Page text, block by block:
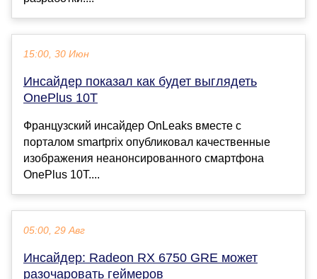
15:00, 30 Июн
Инсайдер показал как будет выглядеть
OnePlus 10T
Французский инсайдер OnLeaks вместе с
порталом smartprix опубликовал качественные
изображения неанонсированного смартфона
OnePlus 10T....
05:00, 29 Авг
Инсайдер: Radeon RX 6750 GRE может
разочаровать геймеров